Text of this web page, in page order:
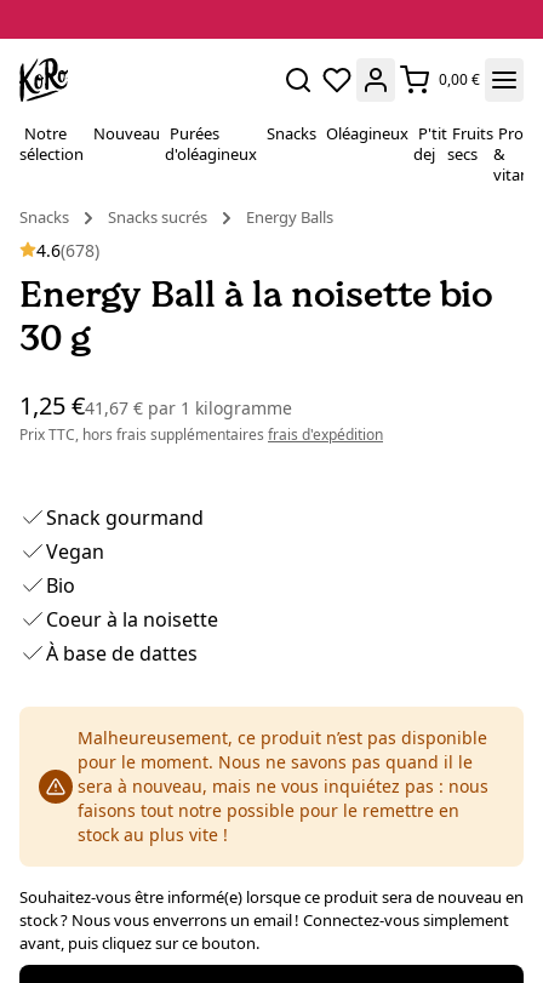
0,00 €
Notre
sélection
Nouveau Purées
d'oléagineux
Snacks Oléagineux P'tit
dej
Fruits
secs
&
Snacks
Snacks sucrés Energy Balls
4.6(678)
Energy Ball à la noisette bio
30 g
1,25 €41,67 € par 1 kilogramme
Prix TTC, hors frais supplémentaires frais d'expédition
Snack gourmand
Vegan
Bio
Coeur à la noisette
À base de dattes
Malheureusement, ce produit n’est pas disponible
pour le moment. Nous ne savons pas quand il le
sera à nouveau, mais ne vous inquiétez pas : nous
faisons tout notre possible pour le remettre en
stock au plus vite !
Souhaitez-vous être informé(e) lorsque ce produit sera de nouveau en
stock ? Nous vous enverrons un email ! Connectez-vous simplement
avant, puis cliquez sur ce bouton.